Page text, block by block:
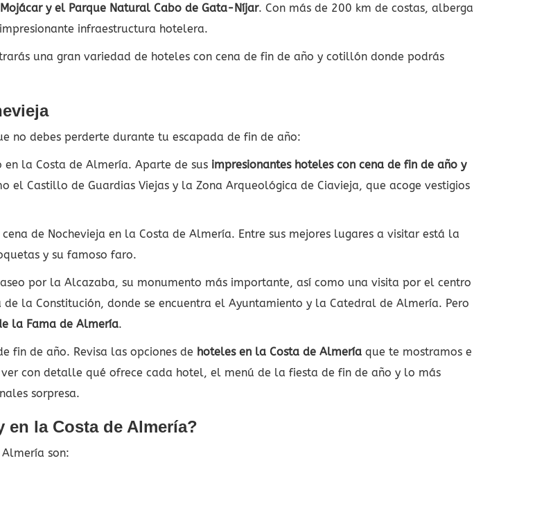
y el Parque Natural Cabo de Gata-Níjar. Con más de 200 km de costas, alberga
infraestructura hotelera.
una gran variedad de hoteles con cena de fin de año y cotillón donde podrás
no debes perderte durante tu escapada de fin de año:
la Costa de Almería. Aparte de sus impresionantes hoteles con cena de fin de año y
el Castillo de Guardias Viejas y la Zona Arqueológica de Ciavieja, que acoge vestigios
de Nochevieja en la Costa de Almería. Entre sus mejores lugares a visitar está la
y su famoso faro.
por la Alcazaba, su monumento más importante, así como una visita por el centro
la Constitución, donde se encuentra el Ayuntamiento y la Catedral de Almería. Pero
la Fama de Almería.
fin de año. Revisa las opciones de hoteles en la Costa de Almería que te mostramos e
con detalle qué ofrece cada hotel, el menú de la fiesta de fin de año y lo más
sorpresa.
en la Costa de Almería?
son: